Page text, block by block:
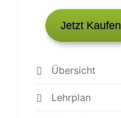
Jetzt Kaufen
Übersicht
Lehrplan